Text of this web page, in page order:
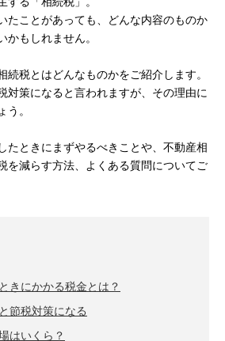
たことがあっても、どんな内容のものか
かもしれません。
続税とはどんなものかをご紹介します。
対策になると言われますが、その理由に
う。
たときにまずやるべきことや、不動産相
を減らす方法、よくある質問についてご
きにかかる税金とは？
節税対策になる
はいくら？